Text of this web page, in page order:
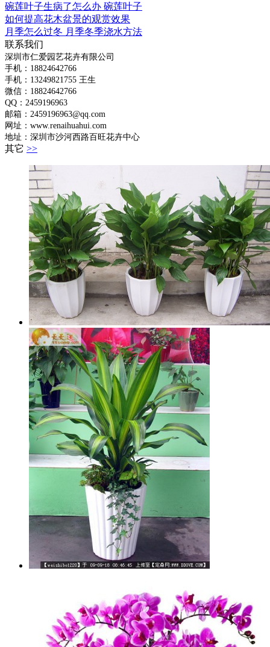
碗莲叶子生病了怎么办 碗莲叶子
如何提高花木盆景的观赏效果
月季怎么过冬 月季冬季浇水方法
联系我们
深圳市仁爱园艺花卉有限公司
手机：18824642766
手机： 13249821755 王生
微信：18824642766
QQ：2459196963
邮箱：2459196963@qq.com
网址：www.renaihuahui.com
地址：深圳市沙河西路百旺花卉中心
其它 >>